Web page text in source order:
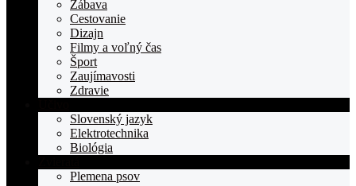
Zábava
Cestovanie
Dizajn
Filmy a voľný čas
Šport
Zaujímavosti
Zdravie
Slovenský jazyk
Elektrotechnika
Biológia
Plemena psov